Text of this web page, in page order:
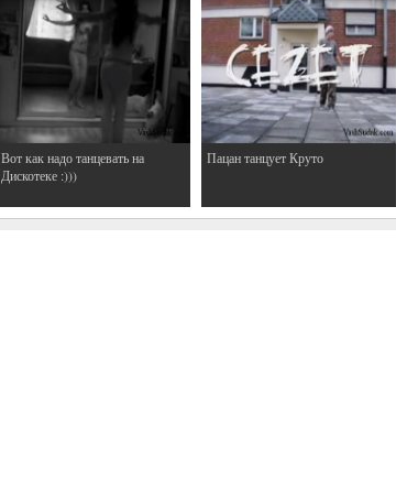
Вот как надо танцевать на
Дискотеке :)))
Пацан танцует Круто